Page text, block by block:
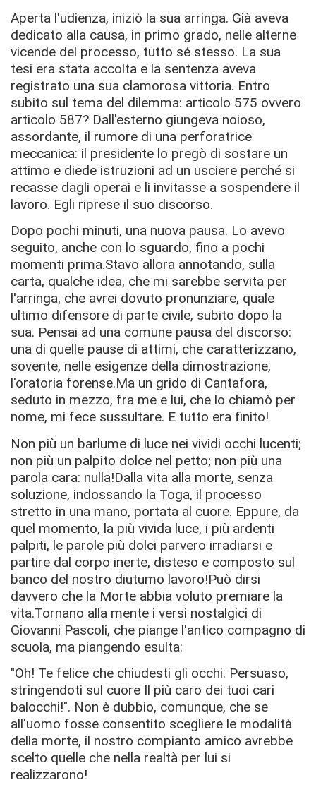
Aperta l'udienza, iniziò la sua arringa. Già aveva
dedicato alla causa, in primo grado, nelle alterne
vicende del processo, tutto sé stesso. La sua
tesi era stata accolta e la sentenza aveva
registrato una sua clamorosa vittoria. Entro
subito sul tema del dilemma: articolo 575 ovvero
articolo 587? Dall'esterno giungeva noioso,
assordante, il rumore di una perforatrice
meccanica: il presidente lo pregò di sostare un
attimo e diede istruzioni ad un usciere perché si
recasse dagli operai e li invitasse a sospendere il
lavoro. Egli riprese il suo discorso.
Dopo pochi minuti, una nuova pausa. Lo avevo
seguito, anche con lo sguardo, ﬁno a pochi
momenti prima.Stavo allora annotando, sulla
carta, qualche idea, che mi sarebbe servita per
l'arringa, che avrei dovuto pronunziare, quale
ultimo difensore di parte civile, subito dopo la
sua. Pensai ad una comune pausa del discorso:
una di quelle pause di attimi, che caratterizzano,
sovente, nelle esigenze della dimostrazione,
l'oratoria forense.Ma un grido di Cantafora,
seduto in mezzo, fra me e lui, che lo chiamò per
nome, mi fece sussultare. E tutto era finito!
Non più un barlume di luce nei vividi occhi lucenti;
non più un palpito dolce nel petto; non più una
parola cara: nulla!Dalla vita alla morte, senza
soluzione, indossando la Toga, il processo
stretto in una mano, portata al cuore. Eppure, da
quel momento, la più vivida luce, i più ardenti
palpiti, le parole più dolci parvero irradiarsi e
partire dal corpo inerte, disteso e composto sul
banco del nostro diutumo lavoro!Può dirsi
davvero che la Morte abbia voluto premiare la
vita.Tornano alla mente i versi nostalgici di
Giovanni Pascoli, che piange l'antico compagno di
scuola, ma piangendo esulta:
"Oh! Te felice che chiudesti gli occhi. Persuaso,
stringendoti sul cuore Il più caro dei tuoi cari
balocchi!". Non è dubbio, comunque, che se
all'uomo fosse consentito scegliere le modalità
della morte, il nostro compianto amico avrebbe
scelto quelle che nella realtà per lui si
realizzarono!